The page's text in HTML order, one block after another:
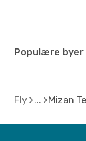
Populære byer
Fly Mizan